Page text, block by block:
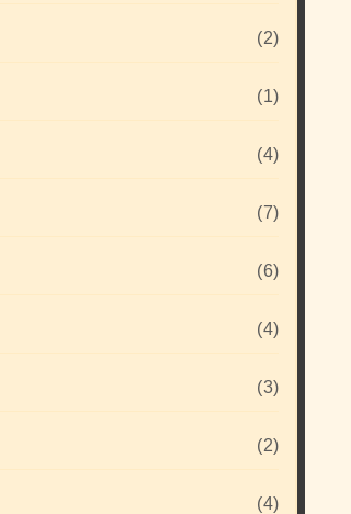
(2)
(1)
(4)
(7)
(6)
(4)
(3)
(2)
(4)